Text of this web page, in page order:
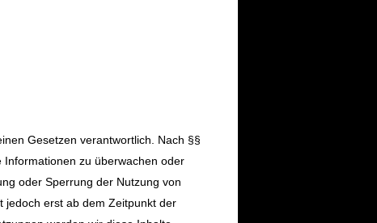
Gesetzen verantwortlich. Nach §§
zu überwachen oder
oder Sperrung der Nutzung von
jedoch erst ab dem Zeitpunkt der